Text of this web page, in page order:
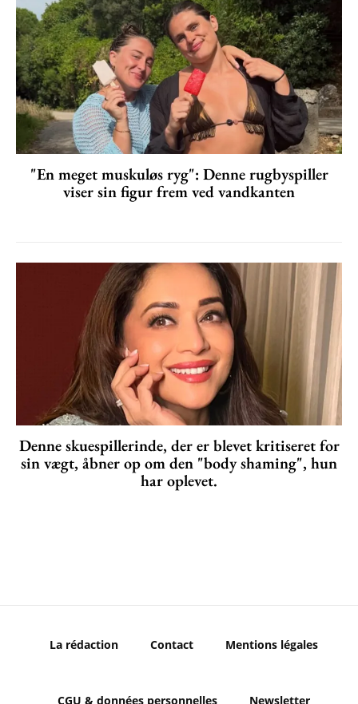
"En meget muskuløs ryg": Denne rugbyspiller
viser sin figur frem ved vandkanten
Denne skuespillerinde, der er blevet kritiseret for
sin vægt, åbner op om den "body shaming", hun
har oplevet.
La rédaction Contact Mentions légales
CGU & données personnelles Newsletter